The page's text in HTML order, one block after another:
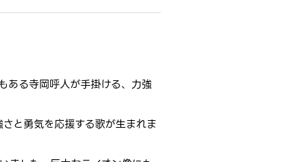
る寺岡呼人が手掛ける、力強
と勇気を応援する歌が生まれま